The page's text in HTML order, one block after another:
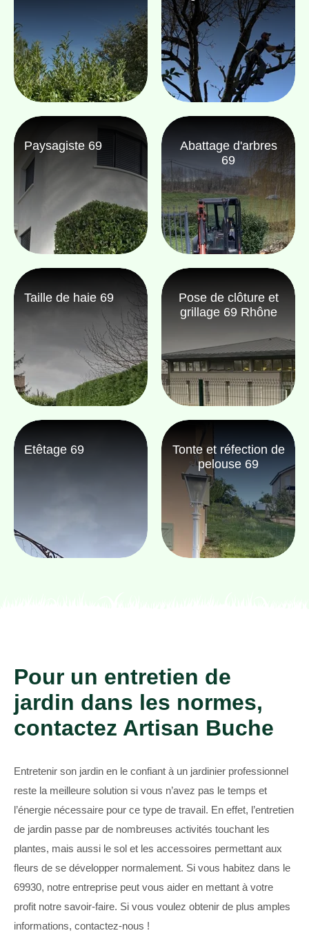
Paysagiste 69
Abattage d'arbres
69
Taille de haie 69
Pose de clôture et
grillage 69 Rhône
Etêtage 69
Tonte et réfection de
pelouse 69
Pour un entretien de
jardin dans les normes,
contactez Artisan Buche
Entretenir son jardin en le confiant à un jardinier professionnel
reste la meilleure solution si vous n’avez pas le temps et
l’énergie nécessaire pour ce type de travail. En effet, l’entretien
de jardin passe par de nombreuses activités touchant les
plantes, mais aussi le sol et les accessoires permettant aux
fleurs de se développer normalement. Si vous habitez dans le
69930, notre entreprise peut vous aider en mettant à votre
profit notre savoir-faire. Si vous voulez obtenir de plus amples
informations, contactez-nous !